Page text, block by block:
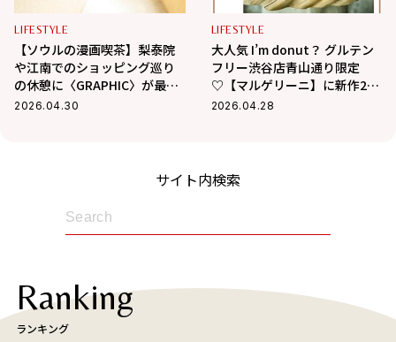
LIFESTYLE
【ソウルの漫画喫茶】梨泰院
や江南でのショッピング巡り
の休憩に〈GRAPHIC〉が最
適！
2026.04.30
LIFESTYLE
大人気 I’m donut？ グルテン
フリー渋谷店青山通り限定
♡【マルゲリーニ】に新作2種
が仲間入り！【取材レポ】
2026.04.28
サイト内検索
Ranking
ランキング